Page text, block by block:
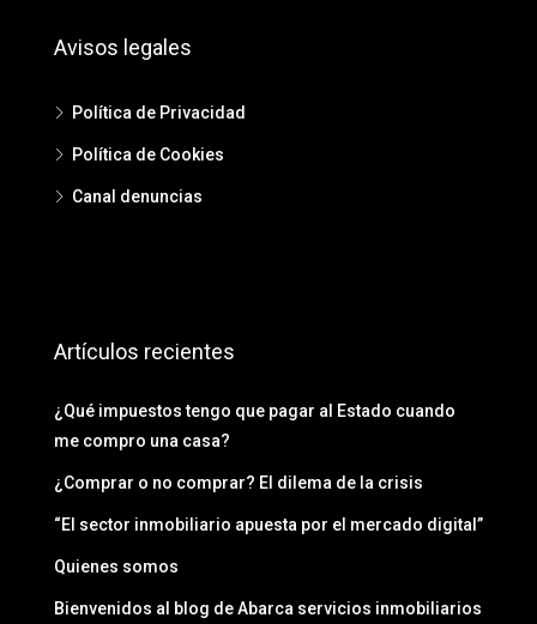
Avisos legales
Política de Privacidad
Política de Cookies
Canal denuncias
Artículos recientes
¿Qué impuestos tengo que pagar al Estado cuando
me compro una casa?
¿Comprar o no comprar? El dilema de la crisis
“El sector inmobiliario apuesta por el mercado digital”
Quienes somos
Bienvenidos al blog de Abarca servicios inmobiliarios